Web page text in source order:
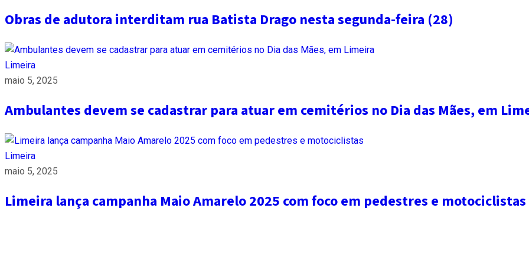
Obras de adutora interditam rua Batista Drago nesta segunda-feira (28)
Limeira
maio 5, 2025
Ambulantes devem se cadastrar para atuar em cemitérios no Dia das Mães, em
Limeira
maio 5, 2025
Limeira lança campanha Maio Amarelo 2025 com foco em pedestres e motociclistas